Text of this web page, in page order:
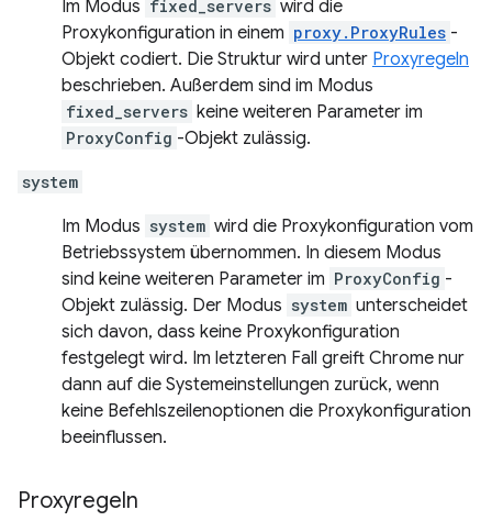
Im Modus fixed_servers wird die
Proxykonfiguration in einem proxy.ProxyRules -
Objekt codiert. Die Struktur wird unter Proxyregeln
beschrieben. Außerdem sind im Modus
fixed_servers keine weiteren Parameter im
ProxyConfig -Objekt zulässig.
system
Im Modus system wird die Proxykonfiguration vom
Betriebssystem übernommen. In diesem Modus
sind keine weiteren Parameter im ProxyConfig -
Objekt zulässig. Der Modus system unterscheidet
sich davon, dass keine Proxykonfiguration
festgelegt wird. Im letzteren Fall greift Chrome nur
dann auf die Systemeinstellungen zurück, wenn
keine Befehlszeilenoptionen die Proxykonfiguration
beeinflussen.
Proxyregeln